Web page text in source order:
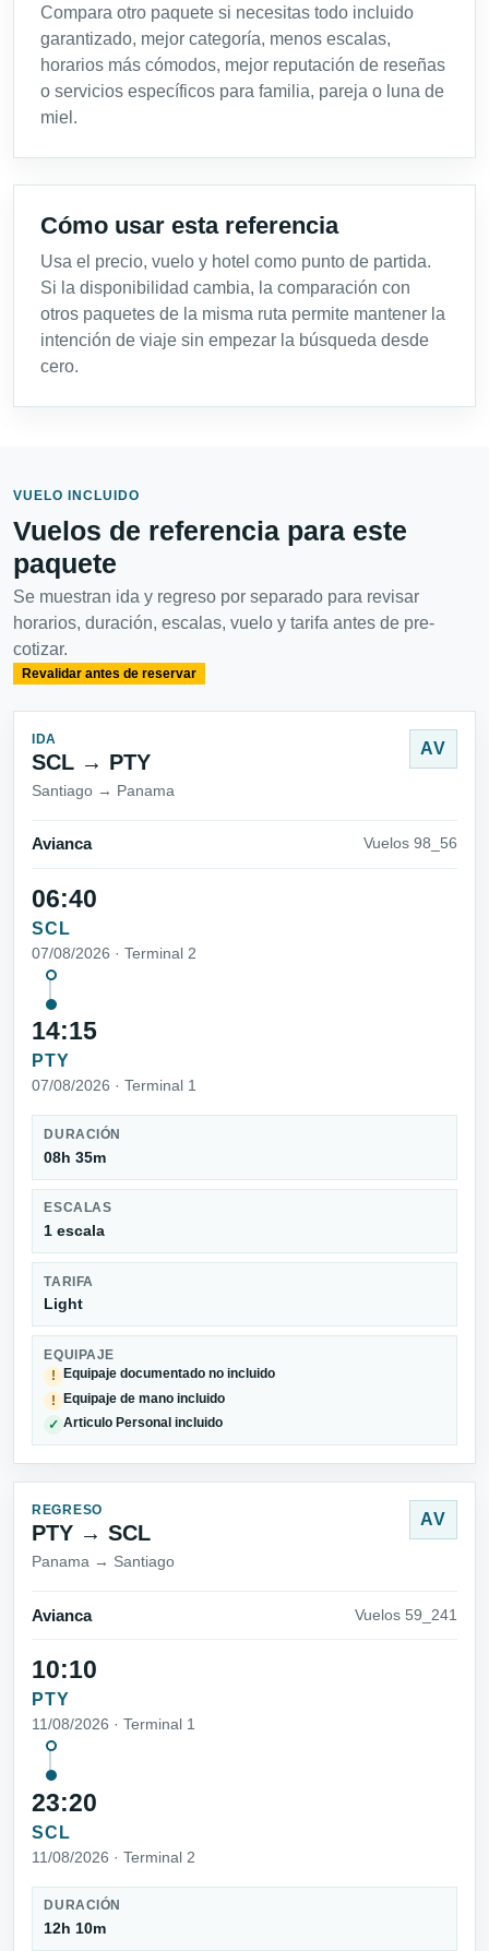
Compara otro paquete si necesitas todo incluido
garantizado, mejor categoría, menos escalas,
horarios más cómodos, mejor reputación de reseñas
o servicios específicos para familia, pareja o luna de
miel.
Cómo usar esta referencia
Usa el precio, vuelo y hotel como punto de partida.
Si la disponibilidad cambia, la comparación con
otros paquetes de la misma ruta permite mantener la
intención de viaje sin empezar la búsqueda desde
cero.
VUELO INCLUIDO
Vuelos de referencia para este
paquete
Se muestran ida y regreso por separado para revisar
horarios, duración, escalas, vuelo y tarifa antes de pre-
cotizar.
Revalidar antes de reservar
IDA
SCL → PTY
Santiago → Panama
AV
Avianca Vuelos 98_56
06:40
SCL
07/08/2026 · Terminal 2
14:15
PTY
07/08/2026 · Terminal 1
DURACIÓN
08h 35m
ESCALAS
1 escala
TARIFA
Light
EQUIPAJE
!
Equipaje documentado no incluido
! Equipaje de mano incluido
✓ Articulo Personal incluido
REGRESO
PTY → SCL
Panama → Santiago
AV
Avianca Vuelos 59_241
10:10
PTY
11/08/2026 · Terminal 1
23:20
SCL
11/08/2026 · Terminal 2
DURACIÓN
12h 10m